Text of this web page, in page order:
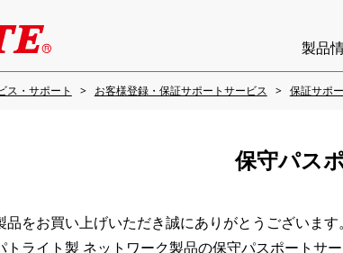
製品
ス・サポート お客様登録・保証サポートサービス 保証サポ
保守パス
品をお買い上げいただき誠にありがとうございます。
トライト製 ネットワーク製品の保守パスポートサ